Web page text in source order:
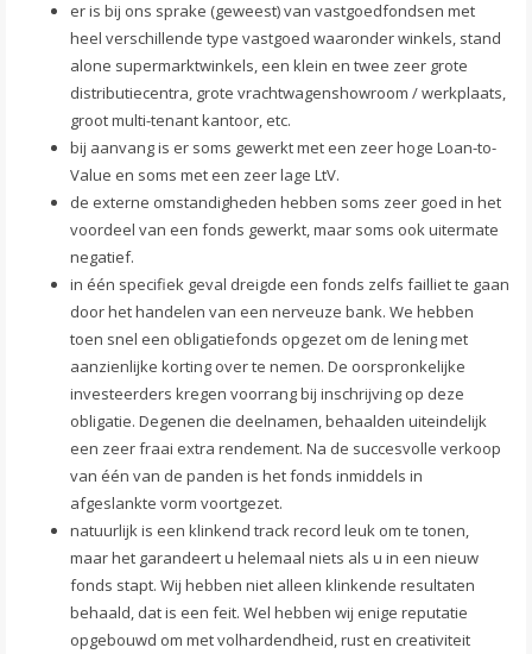
er is bij ons sprake (geweest) van vastgoedfondsen met
heel verschillende type vastgoed waaronder winkels, stand
alone supermarktwinkels, een klein en twee zeer grote
distributiecentra, grote vrachtwagenshowroom / werkplaats,
groot multi-tenant kantoor, etc.
bij aanvang is er soms gewerkt met een zeer hoge Loan-to-
Value en soms met een zeer lage LtV.
de externe omstandigheden hebben soms zeer goed in het
voordeel van een fonds gewerkt, maar soms ook uitermate
negatief.
in één specifiek geval dreigde een fonds zelfs failliet te gaan
door het handelen van een nerveuze bank. We hebben
toen snel een obligatiefonds opgezet om de lening met
aanzienlijke korting over te nemen. De oorspronkelijke
investeerders kregen voorrang bij inschrijving op deze
obligatie. Degenen die deelnamen, behaalden uiteindelijk
een zeer fraai extra rendement. Na de succesvolle verkoop
van één van de panden is het fonds inmiddels in
afgeslankte vorm voortgezet.
natuurlijk is een klinkend track record leuk om te tonen,
maar het garandeert u helemaal niets als u in een nieuw
fonds stapt. Wij hebben niet alleen klinkende resultaten
behaald, dat is een feit. Wel hebben wij enige reputatie
opgebouwd om met volhardendheid, rust en creativiteit